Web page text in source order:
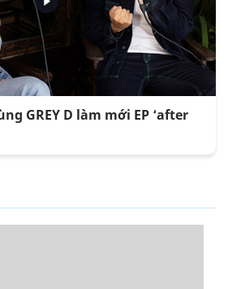
GREY D làm mới EP ‘after